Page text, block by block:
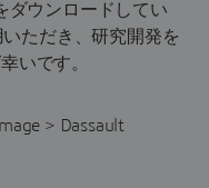
ダウンロードしてい
ただき、研究開発を
いです。